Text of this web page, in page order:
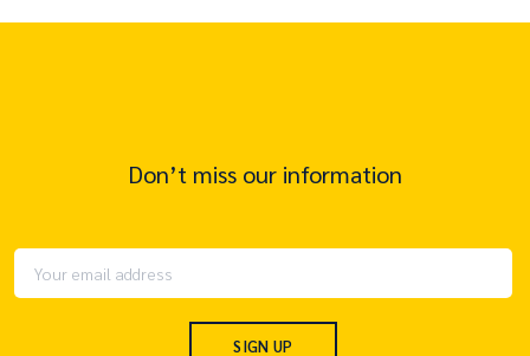
Don’t miss our information